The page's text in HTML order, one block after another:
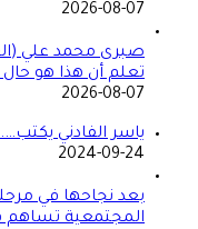
2026-08-07
صبرى محمد علي
تعلم أن هذا هو
2026-08-07
ياسر الفادني
2024-09-24
بعد نجاحها في
المجتمعية تساهم